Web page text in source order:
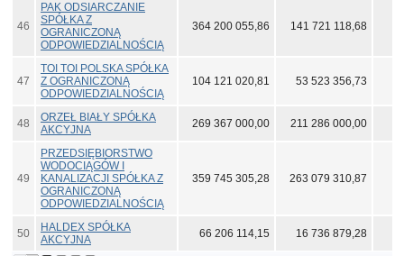
46
PAK ODSIARCZANIE
SPÓŁKA Z
OGRANICZONĄ
ODPOWIEDZIALNOŚCIĄ
364 200 055,86 141 721 118,68
47
TOI TOI POLSKA SPÓŁKA
Z OGRANICZONĄ
ODPOWIEDZIALNOŚCIĄ
104 121 020,81 53 523 356,73
48
ORZEŁ BIAŁY SPÓŁKA
AKCYJNA
269 367 000,00 211 286 000,00
49
PRZEDSIĘBIORSTWO
WODOCIĄGÓW I
KANALIZACJI SPÓŁKA Z
OGRANICZONĄ
ODPOWIEDZIALNOŚCIĄ
359 745 305,28 263 079 310,87
50
HALDEX SPÓŁKA
AKCYJNA
66 206 114,15 16 736 879,28